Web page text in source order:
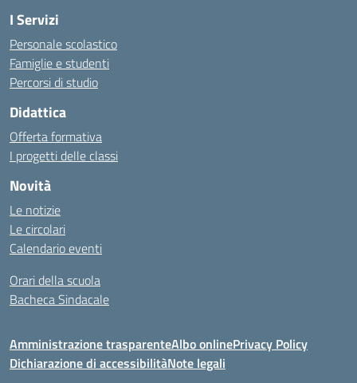
I Servizi
Personale scolastico
Famiglie e studenti
Percorsi di studio
Didattica
Offerta formativa
I progetti delle classi
Novità
Le notizie
Le circolari
Calendario eventi
Orari della scuola
Bacheca Sindacale
Amministrazione trasparenteAlbo onlinePrivacy Policy
Dichiarazione di accessibilitàNote legali